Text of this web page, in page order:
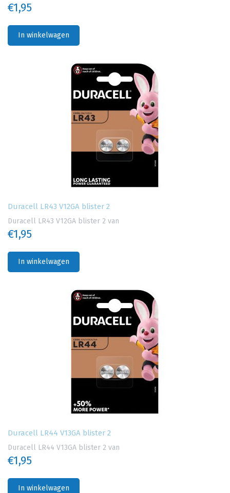
€1,95
In winkelwagen
Duracell LR43 V12GA blister 2
Duracell LR43 V12GA blister 2 van
€1,95
In winkelwagen
Duracell LR44 V13GA blister 2
Duracell LR44 V13GA blister 2 van
€1,95
In winkelwagen